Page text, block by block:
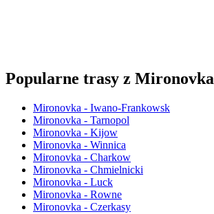
Popularne trasy z Mironovka
Mironovka - Iwano-Frankowsk
Mironovka - Tarnopol
Mironovka - Kijow
Mironovka - Winnica
Mironovka - Charkow
Mironovka - Chmielnicki
Mironovka - Luck
Mironovka - Rowne
Mironovka - Czerkasy